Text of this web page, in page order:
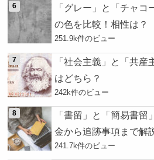
「グレー」と「チャ
の色を比較！相性は？
251.9k件のビュー
「社会主義」と「共
はどちら？
242k件のビュー
「書留」と「簡易書
金から追跡事項まで解
241.7k件のビュー